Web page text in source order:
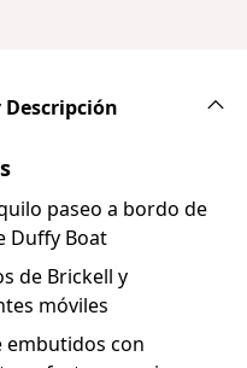
Descripción
paseo a bordo de
Duffy Boat
de Brickell y
móviles
embutidos con